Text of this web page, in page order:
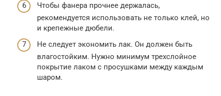
Чтобы фанера прочнее держалась,
рекомендуется использовать не только клей, но
и крепежные дюбели.
Не следует экономить лак. Он должен быть
влагостойким. Нужно минимум трехслойное
покрытие лаком с просушками между каждым
шаром.